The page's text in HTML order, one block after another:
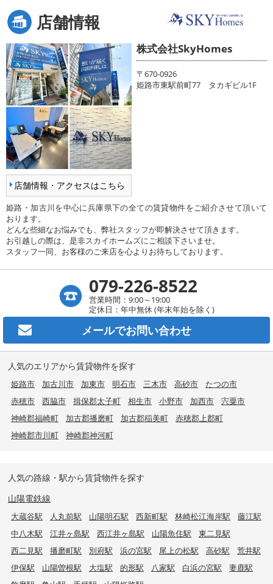
店舗情報
店舗情報・アクセスはこちら
株式会社SkyHomes
〒670-0926
姫路市東駅前町77 タカギビル1F
姫路・加古川を中心に兵庫県下の全ての賃貸物件をご紹介させて頂いて
おります。
どんな些細なお悩みでも、弊社スタッフが即解決させて頂きます。
お引越しの際は、是非スカイホームズにご相談下さいませ。
スタッフ一同、お客様のご来店を心よりお待ちしております。
079-226-8522
営業時間：9:00～19:00
定休日：年中無休 (年末年始を除く)
メールでお問い合わせ
人気のエリアから賃貸物件を探す
姫路市 加古川市 加東市 明石市 三木市 高砂市
たつの市
赤穂市
西脇市 揖保郡太子町 相生市 小野市 加西市
宍粟市
神崎郡福崎町
加古郡播磨町 加古郡稲美町
赤穂郡上郡町
神崎郡市川町
神崎郡神河町
人気の路線・駅から賃貸物件を探す
山陽電鉄線
大蔵谷駅 人丸前駅 山陽明石駅 西新町駅 林崎松江海岸駅
藤江駅
中八木駅
江井ヶ島駅 西江井ヶ島駅 山陽魚住駅
東二見駅
西二見駅
播磨町駅 別府駅 浜の宮駅 尾上の松駅 高砂駅
荒井駅
伊保駅
山陽曽根駅 大塩駅 的形駅 八家駅 白浜の宮駅
妻鹿駅